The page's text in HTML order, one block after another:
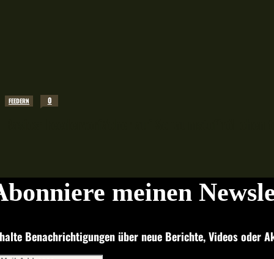
FEEDERN 0
meinen
Benachrichtigungen über neue Berichte, Videos oder